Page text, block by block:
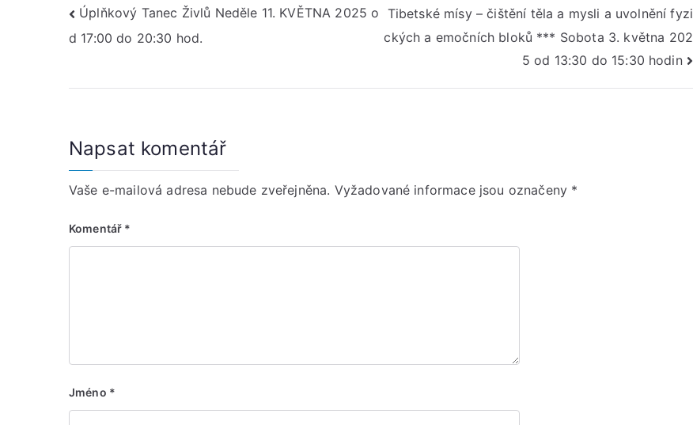
Navigace
pro
příspěvek
Úplňkový Tanec Živlů Neděle 11. KVĚTNA 2025 o
d 17:00 do 20:30 hod.
Tibetské mísy – čištění těla a mysli a uvolnění fyzi
ckých a emočních bloků *** Sobota 3. května 202
5 od 13:30 do 15:30 hodin
Napsat komentář
Vaše e-mailová adresa nebude zveřejněna. Vyžadované informace jsou označeny *
Komentář *
Jméno *